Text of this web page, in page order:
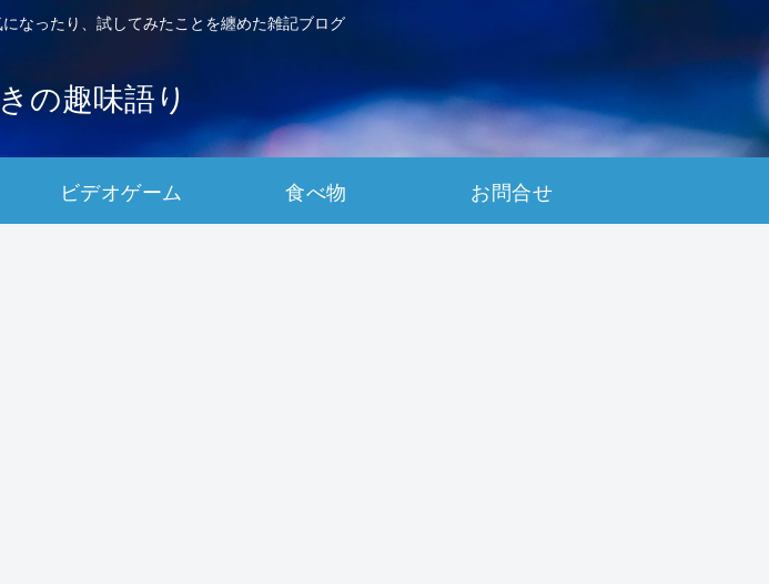
なったり、試してみたことを纏めた雑記ブログ
の趣味語り
ビデオゲーム 食べ物 お問合せ